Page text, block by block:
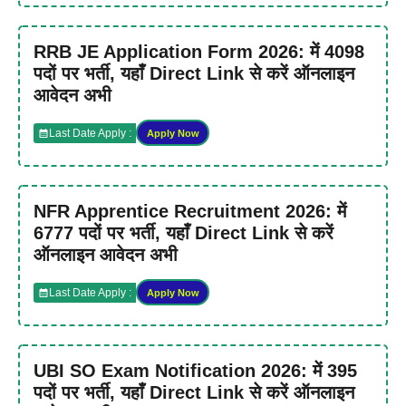
RRB JE Application Form 2026: में 4098
पदों पर भर्ती, यहाँ Direct Link से करें ऑनलाइन
आवेदन अभी
Last Date Apply : Apply Now
NFR Apprentice Recruitment 2026: में
6777 पदों पर भर्ती, यहाँ Direct Link से करें
ऑनलाइन आवेदन अभी
Last Date Apply : Apply Now
UBI SO Exam Notification 2026: में 395
पदों पर भर्ती, यहाँ Direct Link से करें ऑनलाइन